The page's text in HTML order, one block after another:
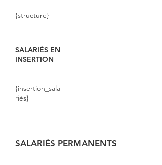
{structure}
SALARIÉS EN
INSERTION
{insertion_sala
riés}
SALARIÉS PERMANENTS